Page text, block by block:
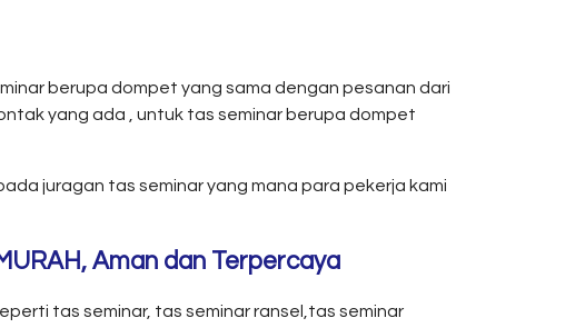
berupa dompet yang sama dengan pesanan dari
yang ada , untuk tas seminar berupa dompet
juragan tas seminar yang mana para pekerja kami
Aman dan Terpercaya
tas seminar, tas seminar ransel,tas seminar